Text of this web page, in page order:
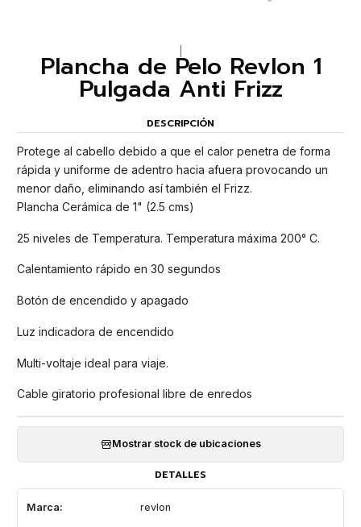
Plancha de Pelo Revlon 1
Pulgada Anti Frizz
DESCRIPCIÓN
Protege al cabello debido a que el calor penetra de forma
rápida y uniforme de adentro hacia afuera provocando un
menor daño, eliminando así también el Frizz.
Plancha Cerámica de 1" (2.5 cms)
25 niveles de Temperatura. Temperatura máxima 200° C.
Calentamiento rápido en 30 segundos
Botón de encendido y apagado
Luz indicadora de encendido
Multi-voltaje ideal para viaje.
Cable giratorio profesional libre de enredos
Mostrar stock de ubicaciones
DETALLES
Marca: revlon